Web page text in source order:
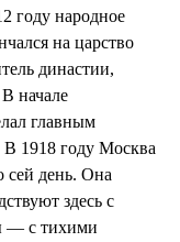
году народное
на царство
династии,
В начале
главным
В 1918 году Москва
сей день. Она
здесь с
— с тихими